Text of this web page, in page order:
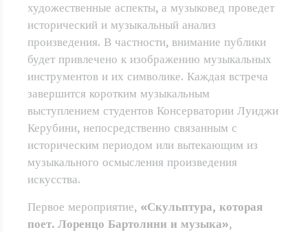
художественные аспекты, а музыковед проведет
исторический и музыкальный анализ
произведения. В частности, внимание публики
будет привлечено к изображению музыкальных
инструментов и их символике. Каждая встреча
завершится коротким музыкальным
выступлением студентов Консерватории Луиджи
Керубини, непосредственно связанным с
историческим периодом или вытекающим из
музыкального осмысления произведения
искусства.
Первое мероприятие, «Скульптура, которая
поет. Лоренцо Бартолини и музыка»,